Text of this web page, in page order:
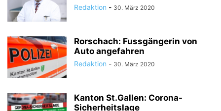
Redaktion - 30. März 2020
Rorschach: Fussgängerin von
Auto angefahren
Redaktion - 30. März 2020
Kanton St.Gallen: Corona-
Sicherheitslage